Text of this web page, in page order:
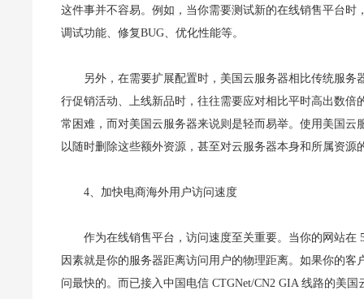
这件事并不容易。例如，当你需要测试新的在线销售平台
调试功能、修复BUG、优化性能等。
另外，在需要扩展配置时，美国云服务器相比传统服
行促销活动、上线新品时，往往需要应对相比平时高出数
常困难，而对美国云服务器来说则是轻而易举。使用美国
以随时删除这些额外资源，甚至对云服务器本身和所属资源
4、加快电商海外用户访问速度
作为在线销售平台，访问速度至关重要。当你的网站
因素就是你的服务器距离访问用户的物理距离。如果你的
问最快的。而已接入中国电信 CTGNet/CN2 GIA 线路的美